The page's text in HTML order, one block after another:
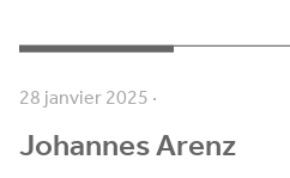
28 janvier 2025·
Johannes Arenz